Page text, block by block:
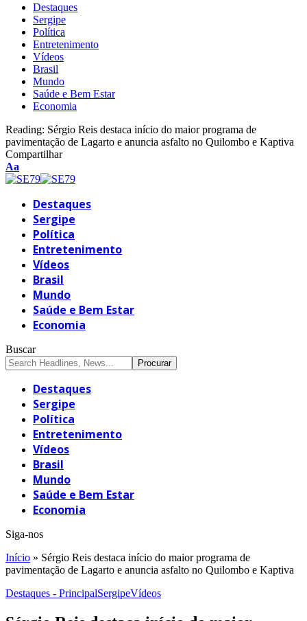
Destaques
Sergipe
Política
Entretenimento
Vídeos
Brasil
Mundo
Saúde e Bem Estar
Economia
Reading: Sérgio Reis destaca início do maior programa de
pavimentação de Lagarto e anuncia asfalto no Quilombo e Kaptiva
Compartilhar
Font
Resizer
Aa
Destaques
Sergipe
Política
Entretenimento
Vídeos
Brasil
Mundo
Saúde e Bem Estar
Economia
Buscar
Destaques
Sergipe
Política
Entretenimento
Vídeos
Brasil
Mundo
Saúde e Bem Estar
Economia
Siga-nos
Início » Sérgio Reis destaca início do maior programa de
pavimentação de Lagarto e anuncia asfalto no Quilombo e Kaptiva
Destaques - PrincipalSergipeVídeos